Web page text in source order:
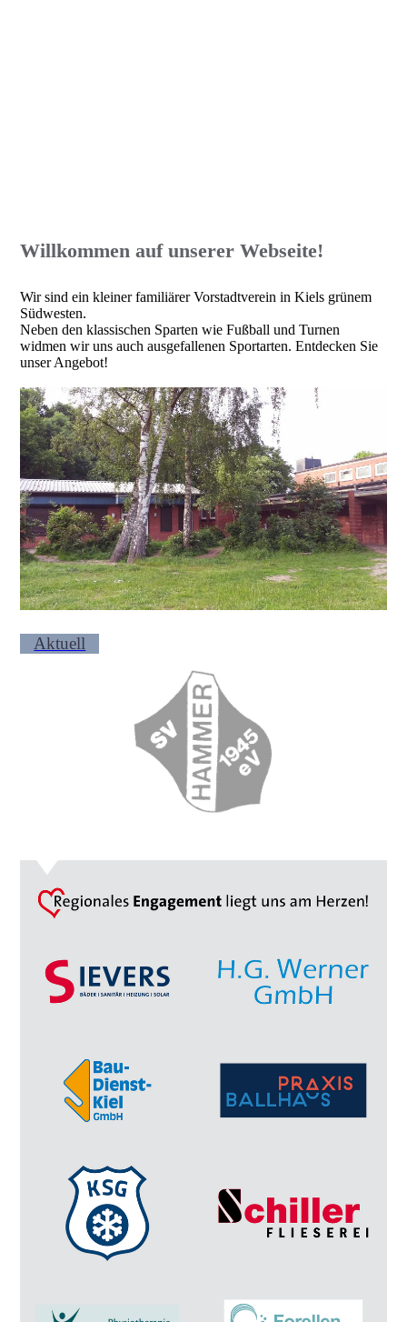
Willkommen auf unserer Webseite!
Wir sind ein kleiner familiärer Vorstadtverein in Kiels grünem
Südwesten.
Neben den klassischen Sparten wie Fußball und Turnen
widmen wir uns auch ausgefallenen Sportarten. Entdecken Sie
unser Angebot!
Aktuell